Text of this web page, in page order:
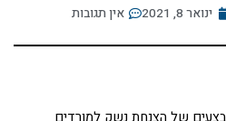
ינואר 8, 2021 אין תגובות
של הצנחת נשק למורדים